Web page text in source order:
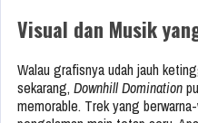
Visual dan Musik
Walau grafisnya udah jauh
sekarang, Downhill Domination
memorable. Trek yang